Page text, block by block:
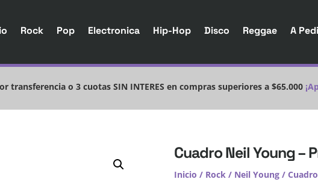
Rock Pop Electronica Hip-Hop Disco Reggae A
transferencia o 3 cuotas SIN INTERES en compras superiores a $65.000
Cuadro Neil Young –
Inicio / Rock/ Neil Young/ Cuadro